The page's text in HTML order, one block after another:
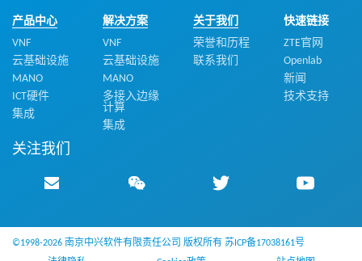
产品中心
VNF
云基础设施
MANO
ICT硬件
集成
解决方案
VNF
云基础设施
MANO
多接入边缘
计算
集成
关于我们
荣誉和历程
联系我们
快速链接
ZTE官网
Openlab
新闻
技术支持
关注我们
©1998-2026 南京中兴软件有限责任公司 版权所有 苏ICP备17038161号